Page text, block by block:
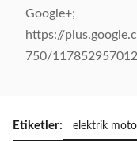
Google+;
https://
750/
Etiketler: elektrik